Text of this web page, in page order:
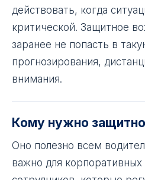
действовать, когда
критической. Защитное
заранее не попасть в
прогнозирования,
внимания.
Кому нужно
Оно полезно всем
важно для корпоративных